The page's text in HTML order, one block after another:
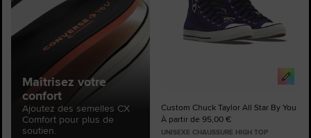
Maîtrisez votre
confort
Ajoutez des semelles CX
Comfort pour plus de
soutien.
Custom Chuck Taylor All Star By You
À partir de 95,00 €
UNISEXE CHAUSSURE HIGH TOP